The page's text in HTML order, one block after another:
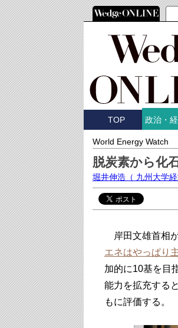
TOP 政治・
World Energy Watch
脱炭素から化
堀井伸浩 （ 九州大学
岸田文雄首相
エネはやっぱり
加的に10基を目
能力を拡充する
もに評価する。